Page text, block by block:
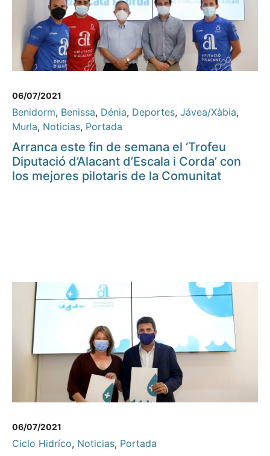
06/07/2021
Benidorm, Benissa, Dénia, Deportes, Jávea/Xàbia,
Murla, Noticias, Portada
Arranca este fin de semana el ‘Trofeu
Diputació d’Alacant d’Escala i Corda’ con
los mejores pilotaris de la Comunitat
06/07/2021
Ciclo Hidríco, Noticias, Portada